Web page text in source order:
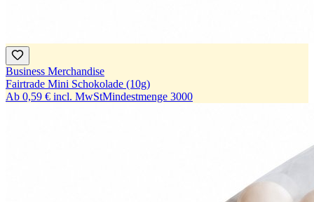
Business Merchandise
Fairtrade Mini Schokolade (10g)
Ab 0,59 € incl. MwStMindestmenge 3000